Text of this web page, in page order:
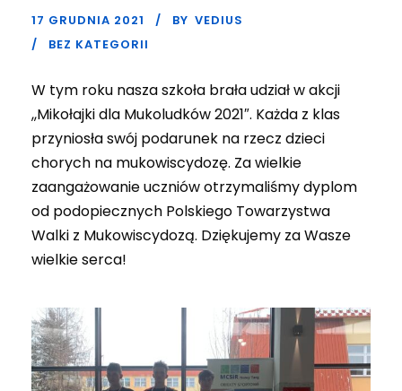
17 GRUDNIA 2021 BY VEDIUS
BEZ KATEGORII
W tym roku nasza szkoła brała udział w akcji
,,Mikołajki dla Mukoludków 2021″. Każda z klas
przyniosła swój podarunek na rzecz dzieci
chorych na mukowiscydozę. Za wielkie
zaangażowanie uczniów otrzymaliśmy dyplom
od podopiecznych Polskiego Towarzystwa
Walki z Mukowiscydozą. Dziękujemy za Wasze
wielkie serca!